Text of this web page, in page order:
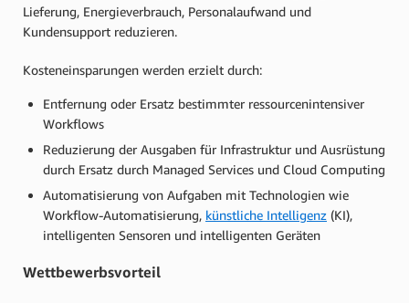
Lieferung, Energieverbrauch, Personalaufwand und
Kundensupport reduzieren.
Kosteneinsparungen werden erzielt durch:
Entfernung oder Ersatz bestimmter ressourcenintensiver
Workflows
Reduzierung der Ausgaben für Infrastruktur und Ausrüstung
durch Ersatz durch Managed Services und Cloud Computing
Automatisierung von Aufgaben mit Technologien wie
Workflow-Automatisierung, künstliche Intelligenz (KI),
intelligenten Sensoren und intelligenten Geräten
Wettbewerbsvorteil